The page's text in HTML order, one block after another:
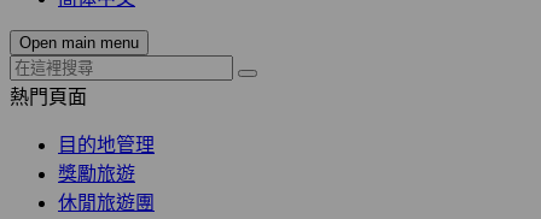
Open main menu
熱門頁面
目的地管理
獎勵旅遊
休閒旅遊團